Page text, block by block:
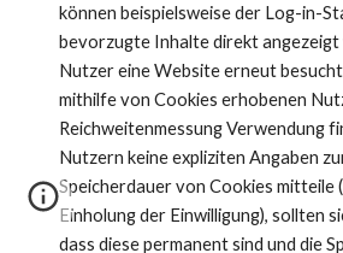
können beispielsweise der Log-in-
bevorzugte Inhalte direkt angezeigt
Nutzer eine Website erneut
mithilfe von Cookies erhobenen
Reichweitenmessung Verwendung
Nutzern keine expliziten Angaben
Speicherdauer von Cookies mitteile
Einholung der Einwilligung), sollten
dass diese permanent sind und die